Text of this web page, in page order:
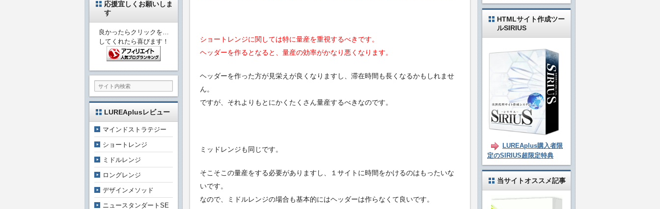
ショートレンジに関しては特に量産を重視するべきです。
ヘッダーを作るとなると、量産の効率がかなり悪くなります。
ヘッダーを作った方が見栄えが良くなりますし、滞在時間も長くなるかもしれませ
ん。
ですが、それよりもとにかくたくさん量産するべきなのです。
ミッドレンジも同じです。
そこそこの量産をする必要がありますし、１サイトに時間をかけるのはもったいな
いです。
なので、ミドルレンジの場合も基本的にはヘッダーは作らなくて良いです。
応援宜しくお願いしま
す
良かったらクリックを…
してくれたら喜びます！
LUREAplusレビュー
マインドストラテジー
ショートレンジ
ミドルレンジ
ロングレンジ
デザインメソッド
ニュースタンダートSE
HTMLサイト作成ツー
ルSIRIUS
LUREAplus購入者限
定のSIRIUS超限定特典
当サイトオススメ記事